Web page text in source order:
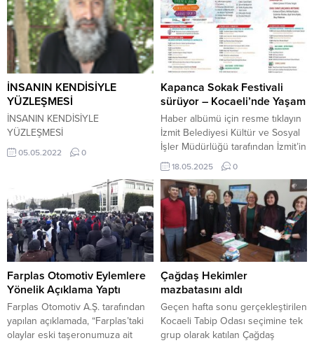
düzenine dönmelerinin kilo
artışını etkilediğini belirten
Anadolu Sağlık Merkezi
Beslenme ve Diyet Uzmanı Başak
İnsel Aydın, “Ramazan’da azalan
öğün sayısının bayramla birlikte
artması mide ağrısı, şişkinlik,...
şüphelisinin yakalanması amacıyla
başlatılan çalışmalar sonucu,
önceki gün yakalanan ve adli
merciilere sevk edilen zanlı F.K.
tutuklanarak cezaevine
gönderildi.Haber: Abbas...
İNSANIN KENDİSİYLE
YÜZLEŞMESİ
İNSANIN KENDİSİYLE
YÜZLEŞMESİ
05.05.2022 0
Kapanca Sokak Festivali
sürüyor – Kocaeli’nde Yaşam
Haber albümü için resme tıklayın
İzmit Belediyesi Kültür ve Sosyal
İşler Müdürlüğü tarafından İzmit’in
tarihi dokusunu canlandırmak
adına 15-19 Mayıs tarihlerinde
Uluslararası 2. Kapanca Sokak
Festivali düzenliyor. Bugün saat
14.00’da başlayan festivalin ikinci
gününde birbirinden renkli
etkinlikler yapılacak. İzmit
Belediyesi, tüm İzmitlileri bu eşsiz
festivale davet
ediyor. FESTİVALİN İKİNCİ GÜN
PROGRAMI 14.00...
18.05.2025 0
Farplas Otomotiv Eylemlere
Yönelik Açıklama Yaptı
Farplas Otomotiv A.Ş. tarafından
yapılan açıklamada, “Farplas’taki
olaylar eski taşeronumuza ait
Çağdaş Hekimler
mazbatasını aldı
Geçen hafta sonu gerçekleştirilen
Kocaeli Tabip Odası seçimine tek
grup olarak katılan Çağdaş